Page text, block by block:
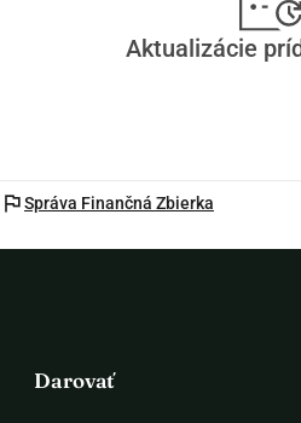
Aktualizácie
flagSpráva Finančná Zbierka
Darovať